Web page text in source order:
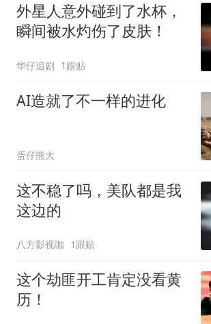
外星人意外碰到了水杯，
瞬间被水灼伤了皮肤！
华仔追剧 1跟贴
AI造就了不一样的进化
蛋仔熊大
这不稳了吗，美队都是我
这边的
八方影视咖 1跟贴
这个劫匪开工肯定没看黄
历！